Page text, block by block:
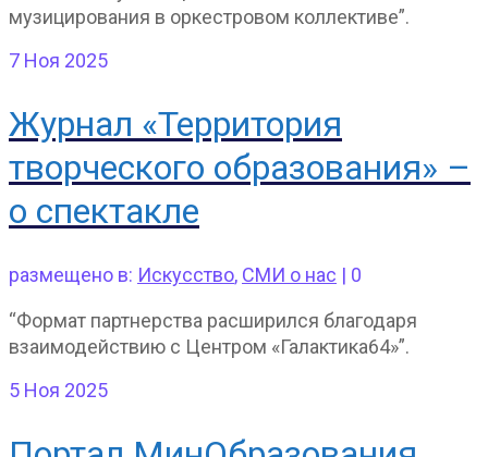
музицирования в оркестровом коллективе”.
7 Ноя 2025
Журнал «Территория
творческого образования» –
о спектакле
размещено в: Искусство, СМИ о нас | 0
“Формат партнерства расширился благодаря
взаимодействию с Центром «Галактика64»”.
5 Ноя 2025